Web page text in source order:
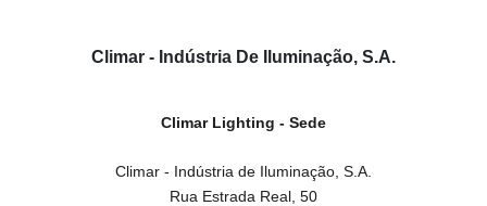
Climar - Indústria De Iluminação, S.A.
Climar Lighting - Sede
Climar - Indústria de Iluminação, S.A.
Rua Estrada Real, 50